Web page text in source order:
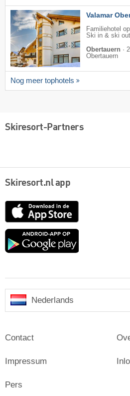
Valamar
Familiehotel
Ski in & ski out
Obertauern ·
Obertauern
Nog meer tophotels
Skiresort-Partners
Skiresort.nl app
App
Google
Nederlands
Contact
Impressum
Pers